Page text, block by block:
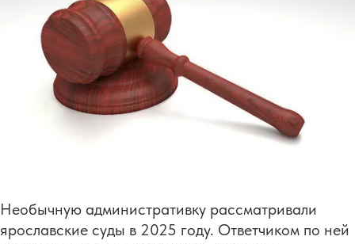
Необычную административку рассматривали
ярославские суды в 2025 году. Ответчиком по ней